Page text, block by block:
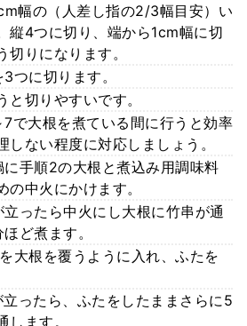
幅の（人差し指の2/3幅目安）い
縦4つに切り、端から1cm幅に切
切りになります。
つに切ります。
切りやすいです。
で大根を煮ている間に行うと効率
しない程度に対応しましょう。
に手順2の大根と煮込み用調味料
の中火にかけます。
立ったら中火にし大根に竹串が通
ど煮ます。
大根を覆うように入れ、ふたを
立ったら、ふたをしたままさらに5
ます。